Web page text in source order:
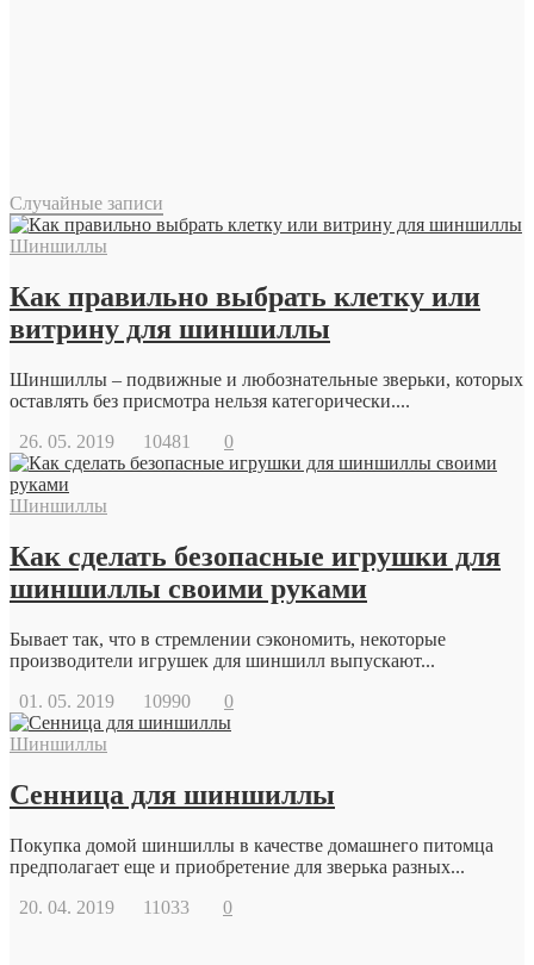
Случайные записи
Шиншиллы
Как правильно выбрать клетку или
витрину для шиншиллы
Шиншиллы – подвижные и любознательные зверьки, которых
оставлять без присмотра нельзя категорически....
26. 05. 2019
10481 0
Шиншиллы
Как сделать безопасные игрушки для
шиншиллы своими руками
Бывает так, что в стремлении сэкономить, некоторые
производители игрушек для шиншилл выпускают...
01. 05. 2019
10990 0
Шиншиллы
Сенница для шиншиллы
Покупка домой шиншиллы в качестве домашнего питомца
предполагает еще и приобретение для зверька разных...
20. 04. 2019
11033 0